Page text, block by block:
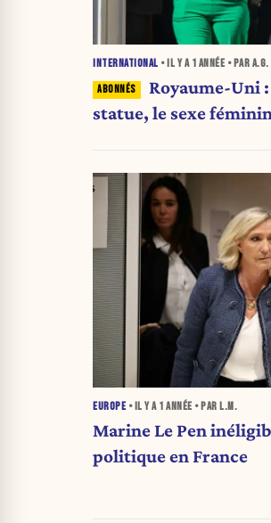
INTERNATIONAL • IL Y A 1 ANNÉE • PAR A.G.
Royaume-Uni
statue, le sexe
EUROPE • IL Y A 1 ANNÉE • PAR L.M.
Marine Le Pen
politique en France